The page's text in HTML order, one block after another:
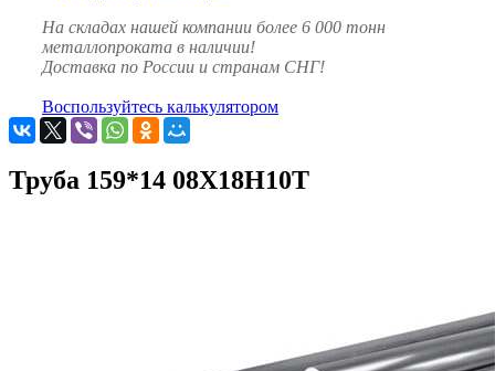
На складах нашей компании более 6 000 тонн
металлопроката в наличии!
Доставка по России и странам СНГ!
Воспользуйтесь калькулятором
Труба 159*14 08Х18Н10Т